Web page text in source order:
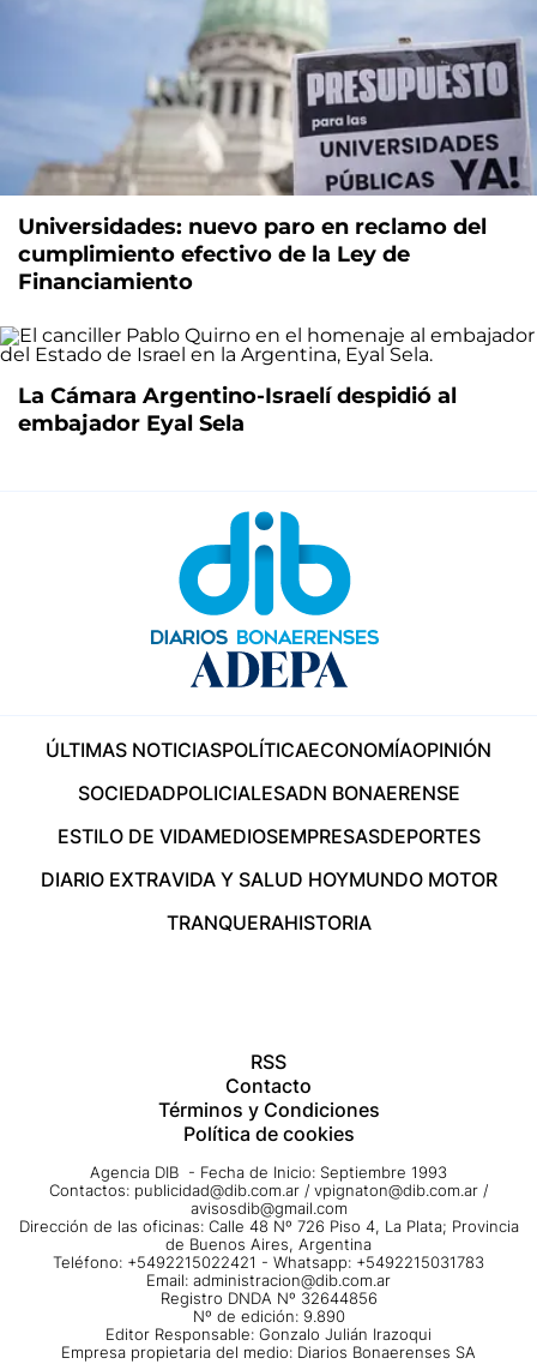
Universidades: nuevo paro en reclamo del
cumplimiento efectivo de la Ley de
Financiamiento
La Cámara Argentino-Israelí despidió al
embajador Eyal Sela
ÚLTIMAS NOTICIASPOLÍTICAECONOMÍAOPINIÓN
SOCIEDADPOLICIALESADN BONAERENSE
ESTILO DE VIDAMEDIOSEMPRESASDEPORTES
DIARIO EXTRAVIDA Y SALUD HOYMUNDO MOTOR
TRANQUERAHISTORIA
RSS
Contacto
Términos y Condiciones
Política de cookies
Agencia DIB - Fecha de Inicio: Septiembre 1993
Contactos: publicidad@dib.com.ar / vpignaton@dib.com.ar /
avisosdib@gmail.com
Dirección de las oficinas: Calle 48 Nº 726 Piso 4, La Plata; Provincia
de Buenos Aires, Argentina
Teléfono: +5492215022421 - Whatsapp: +5492215031783
Email: administracion@dib.com.ar
Registro DNDA Nº 32644856
Nº de edición: 9.890
Editor Responsable: Gonzalo Julián Irazoqui
Empresa propietaria del medio: Diarios Bonaerenses SA